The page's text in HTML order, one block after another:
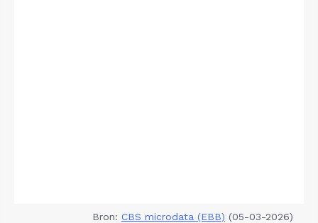
Bron: CBS microdata (EBB) (05-03-2026)